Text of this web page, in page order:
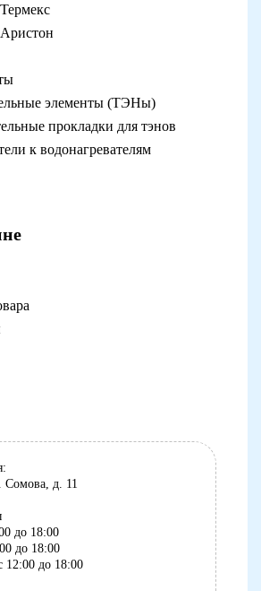
элементы (ТЭНы)
прокладки для тэнов
к водонагревателям
д. 11
до 18:00
до 18:00
12:00 до 18:00